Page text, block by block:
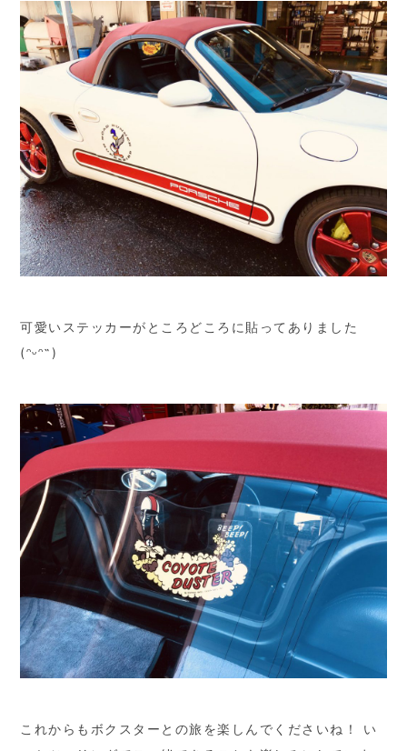
可愛いステッカーがところどころに貼ってありました
(ᵔᵕᵔ˶)
これからもボクスターとの旅を楽しんでくださいね！ い